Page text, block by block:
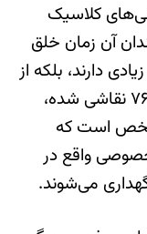
کلاسیک
آن زمان خلق
دارند، بلکه از
ارزش هنری بالایی نیز برخوردارند. از ۷۶ نقاشی شده،
را مشخص است که
واقع در
می‌شوند.